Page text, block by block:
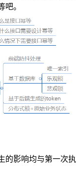
吧。
的影响均与第一次执